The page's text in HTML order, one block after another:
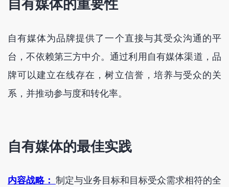
自有媒体的重要性
自有媒体为品牌提供了一个直接与其受众沟通的平
台，不依赖第三方中介。通过利用自有媒体渠道，品
牌可以建立在线存在，树立信誉，培养与受众的关
系，并推动参与度和转化率。
自有媒体的最佳实践
内容战略： 制定与业务目标和目标受众需求相符的全